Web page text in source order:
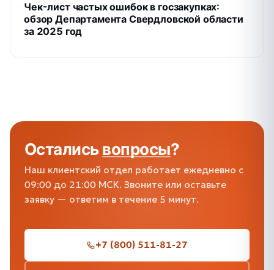
Чек-лист частых ошибок в госзакупках:
обзор Департамента Свердловской области
за 2025 год
Осталисьвопросы?
Наш клиентский отдел работает ежедневно с
09:00 до 21:00 МСК. Звоните или оставьте
заявку — ответим в течение 5 минут.
+7 (800) 511-81-27